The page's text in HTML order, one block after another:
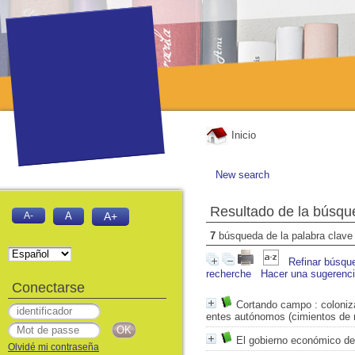
Inicio
New search
Resultado de la
7 búsqueda de la palabra clave
Refinar
recherche
Hacer una
Cortando campo :
entes autónomos (cimientos de
El gobierno económico
A- A A+
Conectarse
Olvidé mi contraseña